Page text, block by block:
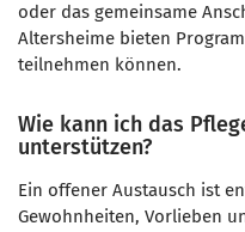
oder das gemeinsame
Altersheime bieten
teilnehmen können.
Wie kann ich das
unterstützen?
Ein offener Austausch ist
Gewohnheiten, Vorlieben